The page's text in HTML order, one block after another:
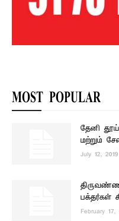
MOST POPULAR
தேனி
மற்றும்
July 12, 2019
பக்தர்கள்
February 17,